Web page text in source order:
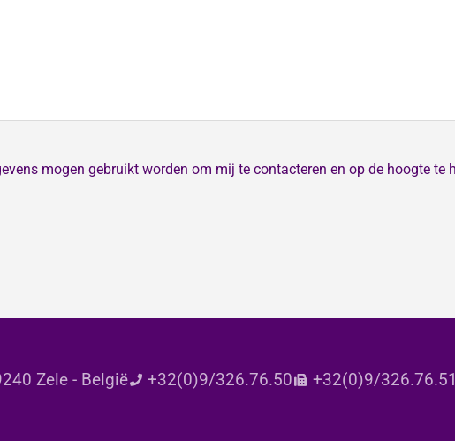
mogen gebruikt worden om mij te contacteren en op de hoogte te
Zele - België +32(0)9/326.76.50 +32(0)9/